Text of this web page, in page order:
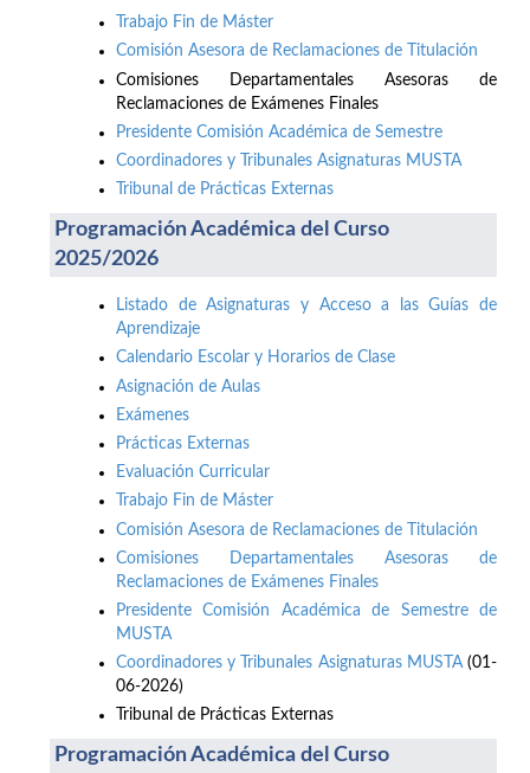
Trabajo Fin de Máster
Comisión Asesora de Reclamaciones de Titulación
Comisiones Departamentales Asesoras de
Reclamaciones de Exámenes Finales
Presidente Comisión Académica de Semestre
Coordinadores y Tribunales Asignaturas MUSTA
Tribunal de Prácticas Externas
Programación Académica del Curso
2025/2026
Listado de Asignaturas y Acceso a las Guías de
Aprendizaje
Calendario Escolar y Horarios de Clase
Asignación de Aulas
Exámenes
Prácticas Externas
Evaluación Curricular
Trabajo Fin de Máster
Comisión Asesora de Reclamaciones de Titulación
Comisiones Departamentales Asesoras de
Reclamaciones de Exámenes Finales
Presidente Comisión Académica de Semestre de
MUSTA
Coordinadores y Tribunales Asignaturas MUSTA(01-
06-2026)
Tribunal de Prácticas Externas
Programación Académica del Curso